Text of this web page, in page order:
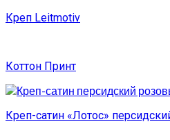
Креп Leitmotiv
Коттон Принт
Креп-сатин «Лотос»